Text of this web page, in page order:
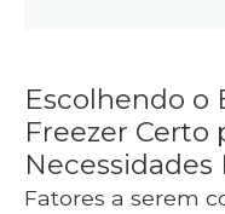
Escolhendo o
Freezer Certo
Necessidades
Fatores a serem